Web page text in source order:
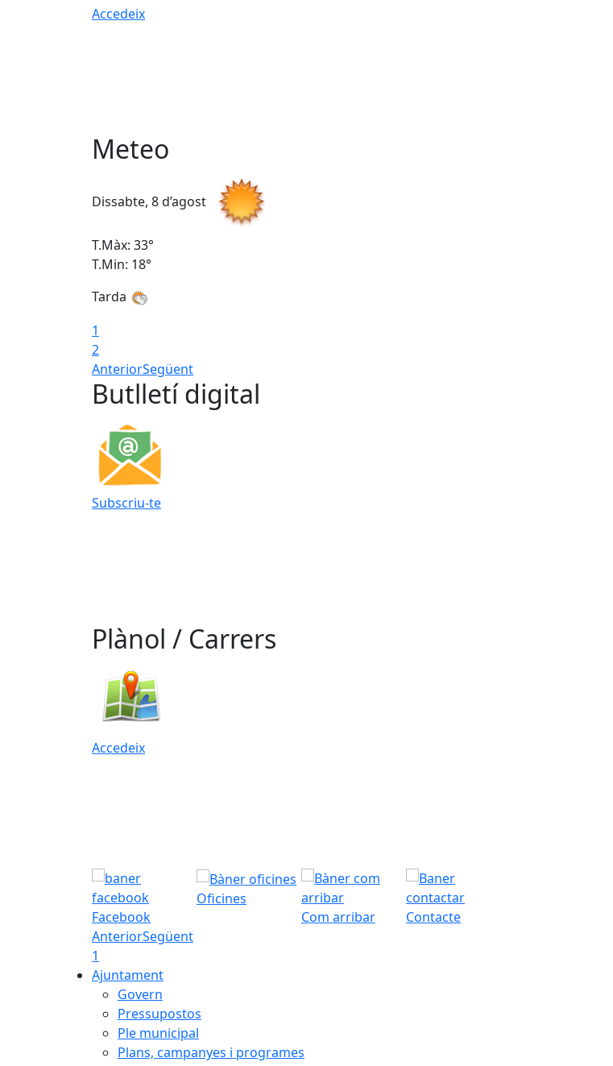
Accedeix
Meteo
Dissabte, 8 d’agost
T.Màx: 33°
T.Min: 18°
Tarda
1
2
AnteriorSegüent
Butlletí digital
Subscriu-te
Plànol / Carrers
Accedeix
Facebook
Oficines
Com arribar
Contacte
AnteriorSegüent
1
Ajuntament
Govern
Pressupostos
Ple municipal
Plans, campanyes i programes